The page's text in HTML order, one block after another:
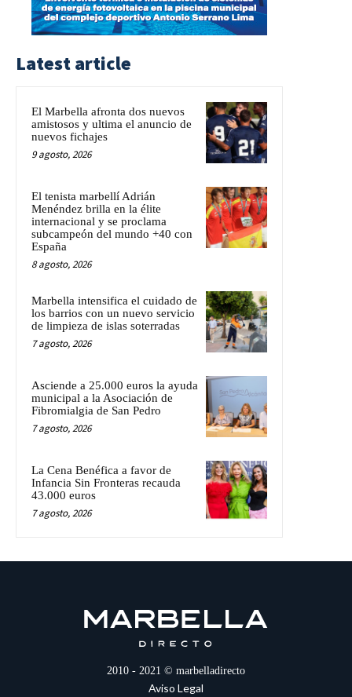
Latest article
El Marbella afronta dos nuevos
amistosos y ultima el anuncio de
nuevos fichajes
9 agosto, 2026
El tenista marbellí Adrián
Menéndez brilla en la élite
internacional y se proclama
subcampeón del mundo +40 con
España
8 agosto, 2026
Marbella intensifica el cuidado de
los barrios con un nuevo servicio
de limpieza de islas soterradas
7 agosto, 2026
Asciende a 25.000 euros la ayuda
municipal a la Asociación de
Fibromialgia de San Pedro
7 agosto, 2026
La Cena Benéfica a favor de
Infancia Sin Fronteras recauda
43.000 euros
7 agosto, 2026
2010 - 2021 © marbelladirecto
Aviso Legal